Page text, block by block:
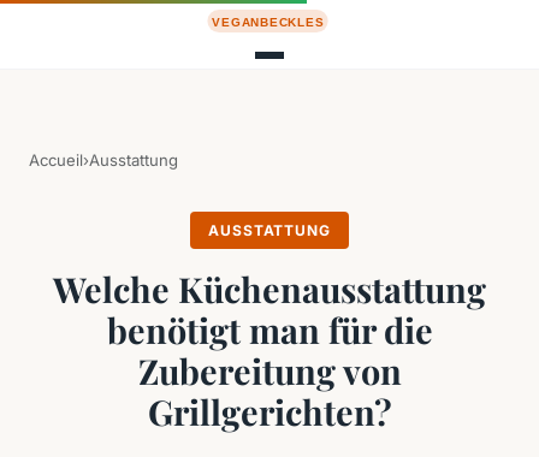
Accueil›Ausstattung
AUSSTATTUNG
Welche Küchenausstattung
benötigt man für die
Zubereitung von
Grillgerichten?